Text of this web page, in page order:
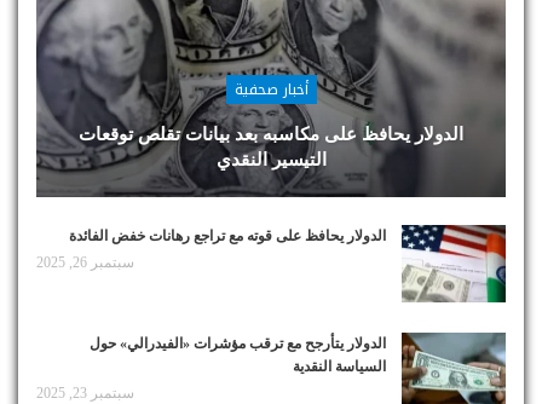
أخبار صحفية
الدولار يحافظ على مكاسبه بعد بيانات تقلص توقعات
التيسير النقدي
الدولار يحافظ على قوته مع تراجع رهانات خفض الفائدة
سبتمبر 26, 2025
الدولار يتأرجح مع ترقب مؤشرات «الفيدرالي» حول
السياسة النقدية
سبتمبر 23, 2025